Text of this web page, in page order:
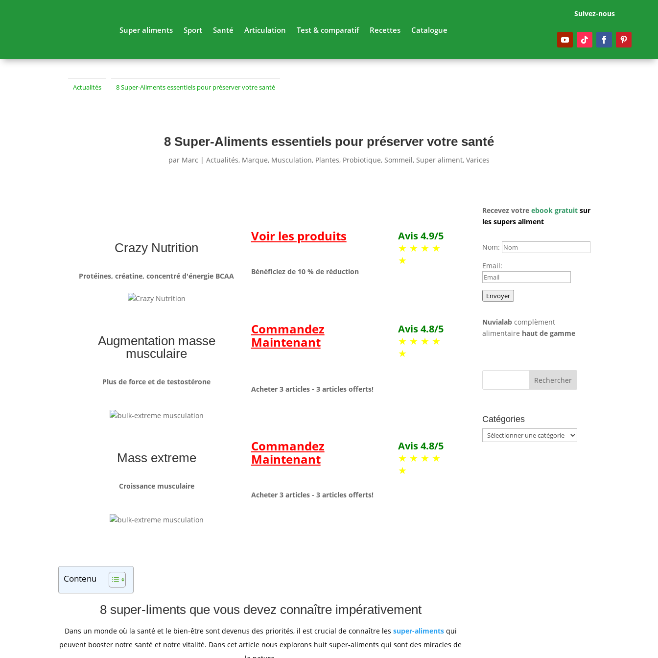
Super aliments Sport Santé Articulation Test & comparatif Recettes Catalogue
Suivez-nous
Actualités 8 Super-Aliments essentiels pour préserver votre santé
8 Super-Aliments essentiels pour préserver votre santé
par Marc | Actualités, Marque, Musculation, Plantes, Probiotique, Sommeil, Super aliment, Varices
Crazy Nutrition
Protéines, créatine, concentré d'énergie BCAA
Voir les produits
Bénéficiez de 10 % de réduction
Avis 4.9/5
★ ★ ★ ★
★
Augmentation masse
musculaire
Plus de force et de testostérone
Commandez
Maintenant
Acheter 3 articles - 3 articles offerts!
Avis 4.8/5
★ ★ ★ ★
★
Mass extreme
Croissance musculaire
Commandez
Maintenant
Acheter 3 articles - 3 articles offerts!
Avis 4.8/5
★ ★ ★ ★
★
Contenu
8 super-liments que vous devez connaître impérativement
Dans un monde où la santé et le bien-être sont devenus des priorités, il est crucial de connaître les super-aliments qui
peuvent booster notre santé et notre vitalité. Dans cet article nous explorons huit super-aliments qui sont des miracles de
Recevez votreebook gratuitsur
les supers aliment
Nom:
Email:
Envoyer
Nuvialab complèment
alimentaire haut de gamme
Catégories
Catégories